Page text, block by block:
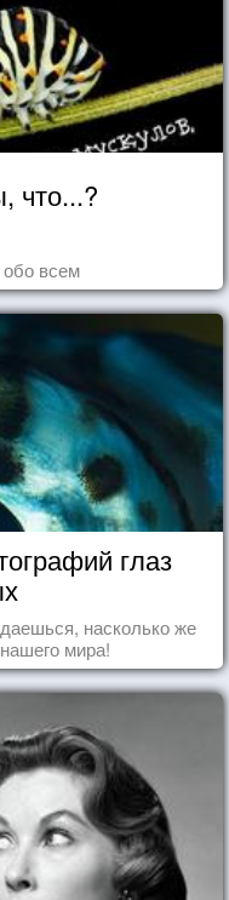
что...?
всем
глаз
насколько же
мира!